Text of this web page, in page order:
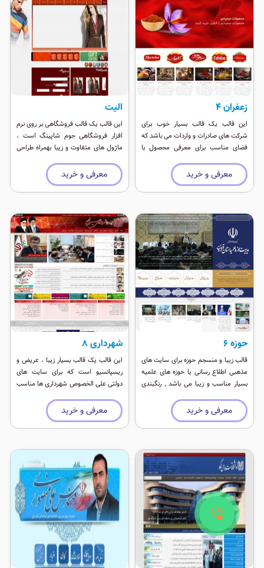
زعفران 4
این قالب یک قالب بسیار خوب برای
شرکت های صادرات و واردات می باشد که
فضای مناسب برای معرفی محصول با
طراحی این قالب ریسپانسیو سعی شده تا
چینش به ترتیب اهمیت قرار بگیرید. این
قالب از سئوی خوبی برخوردار است و برای
قالب یک قالب تیره لاکچری برای وب
سایت های تجاری و خوراکی می باشد.
معرفی و خرید
الیت
این قالب یک قالب فروشگاهی بر روی نرم
افزار فروشگاهی جوم شاپینگ است ،
ماژول های متفاوت و زیبا بهمراه طراحی
معرفی و خرید
حوزه ۶
قالب زیبا و منسجم حوزه برای سایت های
مذهبی اطلاع رسانی یا حوزه های علمیه
بسیار مناسب و زیبا می باشد ٬ رنگبندی
در موبایل از جمله ویژگی های قالب حوزه
است.
معرفی و خرید
شهرداری 8
این قالب یک قالب بسیار زیبا ، عریض و
ریسپانسیو است که برای سایت های
دولتی علی الخصوص شهرداری ها مناسب
اصیل و هم خوانی باکس ها در این طرح
آن را به یک اثر هنری تبدیل کرده است.
معرفی و خرید